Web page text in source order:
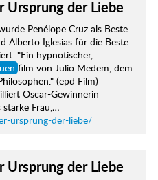
Ursprung der Liebe
Penélope Cruz als Beste
Alberto Iglesias für die Beste
"Ein hypnotischer,
film von Julio Medem, dem
(epd Film)
Oscar-Gewinnerin
starke Frau,…
ursprung-der-liebe/
Ursprung der Liebe